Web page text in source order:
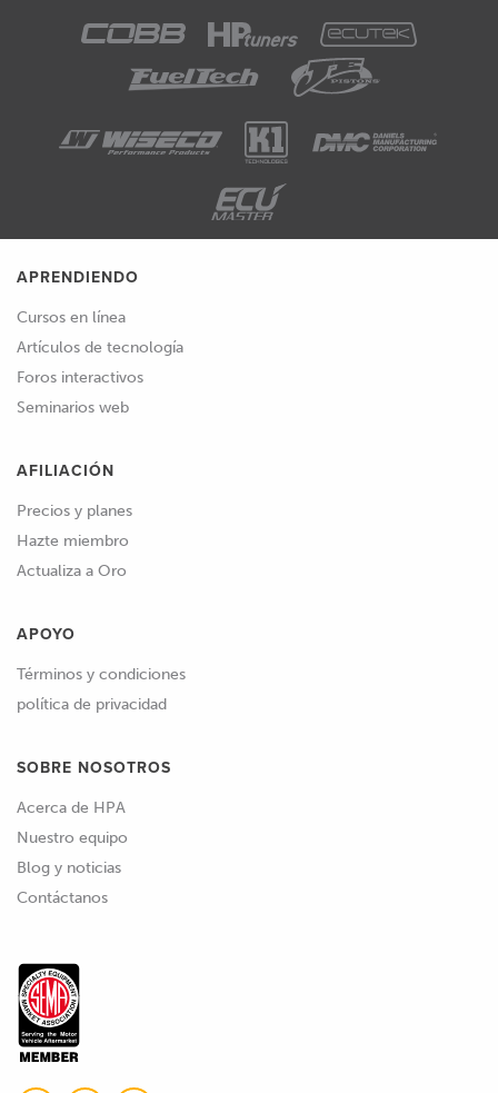
APRENDIENDO
Cursos en línea
Artículos de tecnología
Foros interactivos
Seminarios web
AFILIACIÓN
Precios y planes
Hazte miembro
Actualiza a Oro
APOYO
Términos y condiciones
política de privacidad
SOBRE NOSOTROS
Acerca de HPA
Nuestro equipo
Blog y noticias
Contáctanos